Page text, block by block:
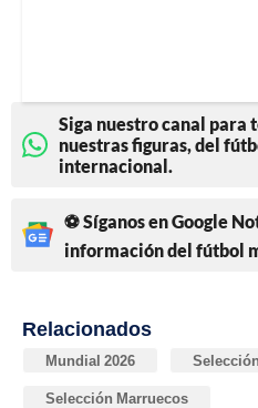
Siga nuestro canal para
nuestras figuras, del
internacional.
⚽ Síganos en Google
información del fútbol
Relacionados
Mundial 2026
Selección Marruecos